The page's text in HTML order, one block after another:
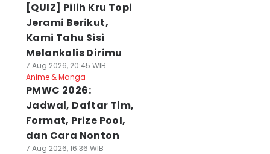
[QUIZ] Pilih Kru Topi
Jerami Berikut,
Kami Tahu Sisi
Melankolis Dirimu
7 Aug 2026, 20:45 WIB
Anime & Manga
PMWC 2026:
Jadwal, Daftar Tim,
Format, Prize Pool,
dan Cara Nonton
7 Aug 2026, 16:36 WIB